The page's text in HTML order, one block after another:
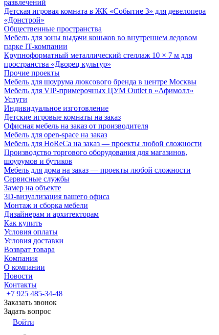
развлечений
Детская игровая комната в ЖК «Событие 3» для девелопера
«Донстрой»
Общественные пространства
Мебель для зоны выдачи коньков во внутреннем ледовом
парке IT-компании
Крупноформатный металлический стеллаж 10 × 7 м для
пространства «Дворец культур»
Прочие проекты
Мебель для шоурума люксового бренда в центре Москвы
Мебель для VIP-примерочных ЦУМ Outlet в «Афимолл»
Услуги
Индивидуальное изготовление
Детские игровые комнаты на заказ
Офисная мебель на заказ от производителя
Мебель для open-space на заказ
Мебель для HoReCa на заказ — проекты любой сложности
Производство торгового оборудования для магазинов,
шоурумов и бутиков
Мебель для дома на заказ — проекты любой сложности
Сервисные службы
Замер на объекте
3D-визуализация вашего офиса
Монтаж и сборка мебели
Дизайнерам и архитекторам
Как купить
Условия оплаты
Условия доставки
Возврат товара
Компания
О компании
Новости
Контакты
+7 925 485-34-48
Заказать звонок
Задать вопрос
Войти